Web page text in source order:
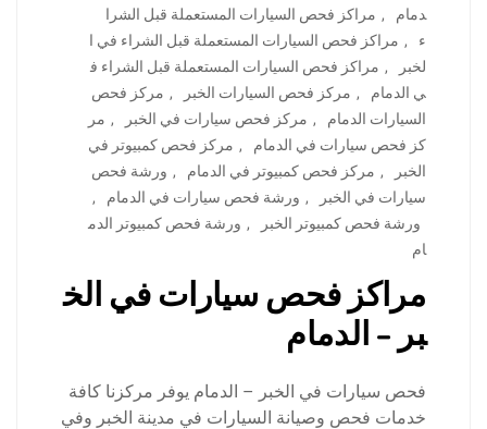
دمام
, مراكز فحص السيارات المستعملة قبل الشرا
ء
, مراكز فحص السيارات المستعملة قبل الشراء في ا
لخبر
, مراكز فحص السيارات المستعملة قبل الشراء ف
ي الدمام
, مركز فحص السيارات الخبر , مركز فحص
السيارات الدمام
, مركز فحص سيارات في الخبر , مر
كز فحص سيارات في الدمام
, مركز فحص كمبيوتر في
الخبر
, مركز فحص كمبيوتر في الدمام , ورشة فحص
سيارات في الخبر
, ورشة فحص سيارات في الدمام
,
ورشة فحص كمبيوتر الخبر
, ورشة فحص كمبيوتر الدم
ام
مراكز فحص سيارات في الخ
بر – الدمام
فحص سيارات في الخبر – الدمام يوفر مركزنا كافة
خدمات فحص وصيانة السيارات في مدينة الخبر وفي